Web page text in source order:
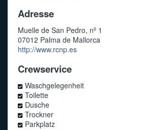
Adresse
Muelle de San Pedro, nº 1
07012 Palma de Mallorca
http://www.rcnp.es
Crewservice
Waschgelegenheit
Toilette
Dusche
Trockner
Parkplatz